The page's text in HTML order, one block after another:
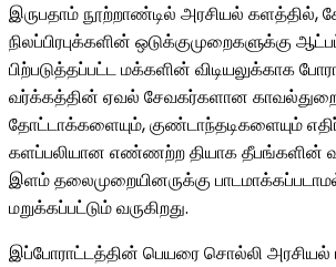
இருபதாம் நூற்றாண்டில் அரசியல்
நிலப்பிரபுக்களின் ஒடுக்குமுறைகளுக்கு
பிற்படுத்தப்பட்ட மக்களின் விடியலுக்காக
வர்க்கத்தின் ஏவல் சேவகர்களான
தோட்டாக்களையும், குண்டாந்தடிகளையும்
களப்பலியான எண்ணற்ற தியாக தீபங்களின்
இளம் தலைமுறையினருக்கு
மறுக்கப்பட்டும் வருகிறது.
இப்போராட்டத்தின் பெயரை சொல்லி அரசியல்